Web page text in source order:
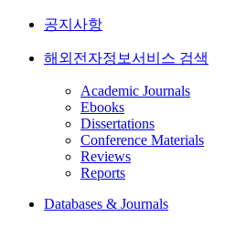
공지사항
해외전자정보서비스 검색
Academic Journals
Ebooks
Dissertations
Conference Materials
Reviews
Reports
Databases & Journals